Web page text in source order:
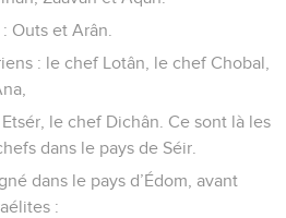
Outs et Arân.
: le chef Lotân, le chef Chobal,
le chef Dichân. Ce sont là les
dans le pays de Séir.
dans le pays d’Édom, avant
: